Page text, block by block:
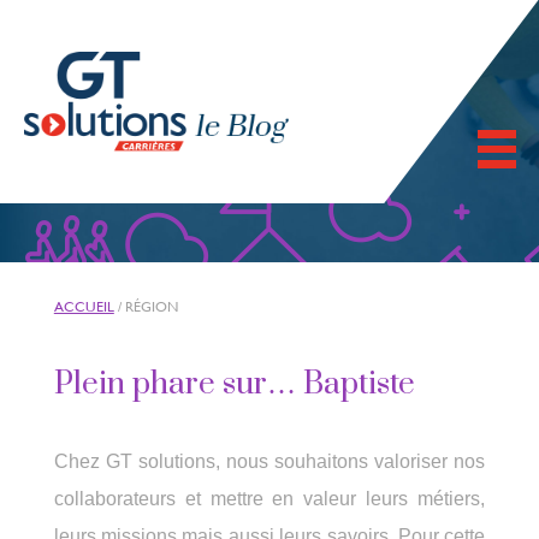
ACCUEIL/ RÉGION
Plein phare sur… Baptiste
Chez GT solutions, nous souhaitons valoriser nos
collaborateurs et mettre en valeur leurs métiers,